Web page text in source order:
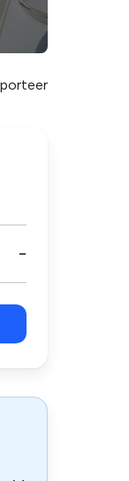
-